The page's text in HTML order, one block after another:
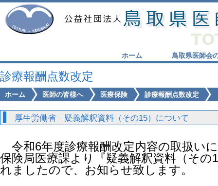
ホーム 鳥取県医師会
診療報酬点数改定
ホーム 医師の皆様へ 医療保険 診療報酬点数改定
厚生労働省 疑義解釈資料（その15）について
令和6年度診療報酬改定内容の取扱い
保険局医療課より『疑義解釈資料（そ
れましたので、お知らせ致します。